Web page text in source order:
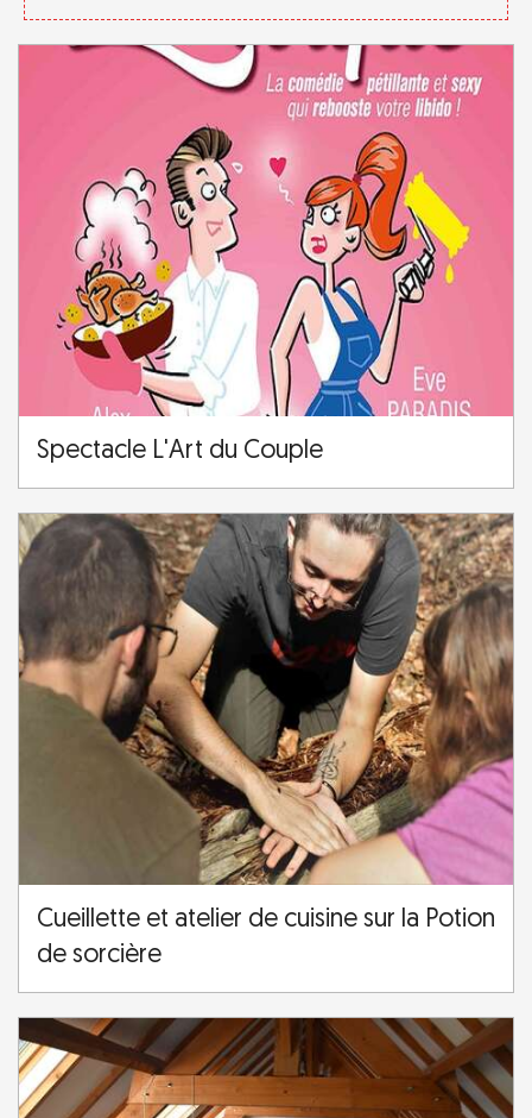
Spectacle L'Art du Couple
Cueillette et atelier de cuisine sur la Potion
de sorcière